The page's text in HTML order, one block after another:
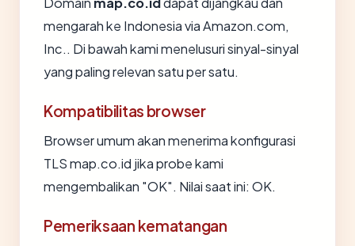
mengarah ke Indonesia via Amazon.com,
Inc.. Di bawah kami menelusuri sinyal-sinyal
yang paling relevan satu per satu.
Kompatibilitas browser
Browser umum akan menerima konfigurasi
TLS map.co.id jika probe kami
mengembalikan "OK". Nilai saat ini: OK.
Pemeriksaan kematangan